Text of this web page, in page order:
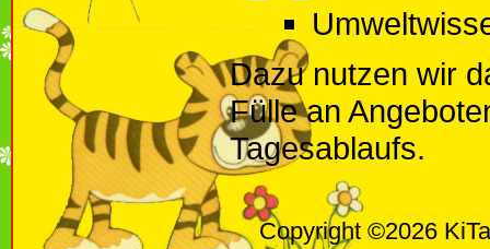
Dazu nutzen wir
Fülle an
Tagesablaufs.
Copyright ©2026